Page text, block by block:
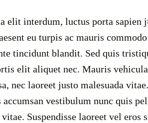
elit interdum, luctus porta
eu turpis ac mauris
tincidunt blandit. Sed quis
elit aliquet nec. Mauris
nec laoreet justo malesuada
vestibulum nunc quis
Suspendisse laoreet vel